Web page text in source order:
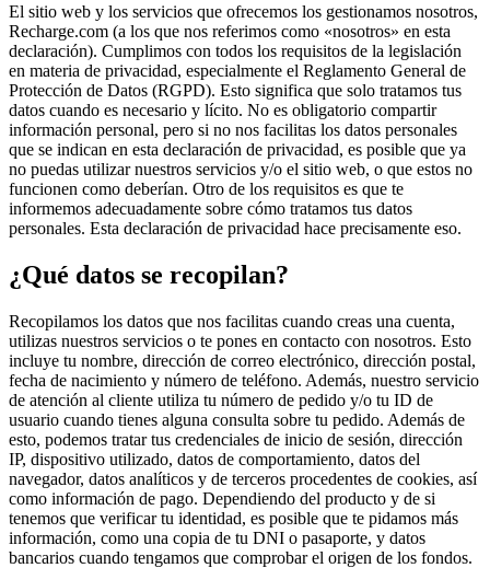
El sitio web y los servicios que ofrecemos los gestionamos nosotros,
Recharge.com (a los que nos referimos como «nosotros» en esta
declaración). Cumplimos con todos los requisitos de la legislación
en materia de privacidad, especialmente el Reglamento General de
Protección de Datos (RGPD). Esto significa que solo tratamos tus
datos cuando es necesario y lícito. No es obligatorio compartir
información personal, pero si no nos facilitas los datos personales
que se indican en esta declaración de privacidad, es posible que ya
no puedas utilizar nuestros servicios y/o el sitio web, o que estos no
funcionen como deberían. Otro de los requisitos es que te
informemos adecuadamente sobre cómo tratamos tus datos
personales. Esta declaración de privacidad hace precisamente eso.
¿Qué datos se recopilan?
Recopilamos los datos que nos facilitas cuando creas una cuenta,
utilizas nuestros servicios o te pones en contacto con nosotros. Esto
incluye tu nombre, dirección de correo electrónico, dirección postal,
fecha de nacimiento y número de teléfono. Además, nuestro servicio
de atención al cliente utiliza tu número de pedido y/o tu ID de
usuario cuando tienes alguna consulta sobre tu pedido. Además de
esto, podemos tratar tus credenciales de inicio de sesión, dirección
IP, dispositivo utilizado, datos de comportamiento, datos del
navegador, datos analíticos y de terceros procedentes de cookies, así
como información de pago. Dependiendo del producto y de si
tenemos que verificar tu identidad, es posible que te pidamos más
información, como una copia de tu DNI o pasaporte, y datos
bancarios cuando tengamos que comprobar el origen de los fondos.